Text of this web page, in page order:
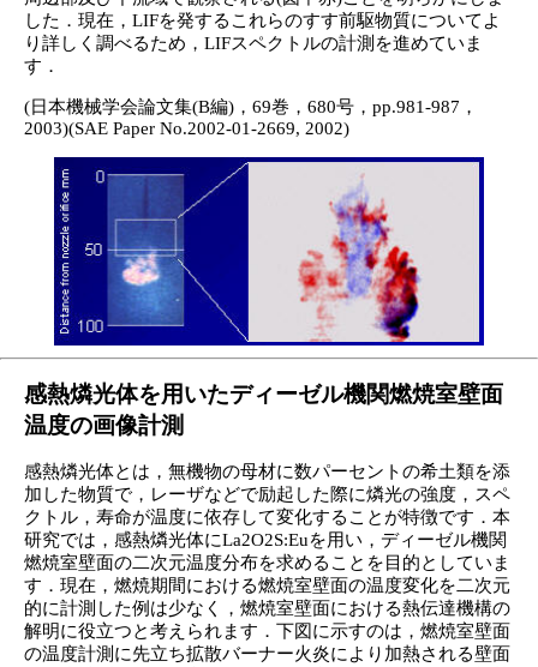
した．現在，LIFを発するこれらのすす前駆物質についてよ
り詳しく調べるため，LIFスペクトルの計測を進めていま
す．
(日本機械学会論文集(B編)，69巻，680号，pp.981-987，
2003)(SAE Paper No.2002-01-2669, 2002)
感熱燐光体を用いたディーゼル機関燃焼室壁面
温度の画像計測
感熱燐光体とは，無機物の母材に数パーセントの希土類を添
加した物質で，レーザなどで励起した際に燐光の強度，スペ
クトル，寿命が温度に依存して変化することが特徴です．本
研究では，感熱燐光体にLa2O2S:Euを用い，ディーゼル機関
燃焼室壁面の二次元温度分布を求めることを目的としていま
す．現在，燃焼期間における燃焼室壁面の温度変化を二次元
的に計測した例は少なく，燃焼室壁面における熱伝達機構の
解明に役立つと考えられます．下図に示すのは，燃焼室壁面
の温度計測に先立ち拡散バーナー火炎により加熱される壁面